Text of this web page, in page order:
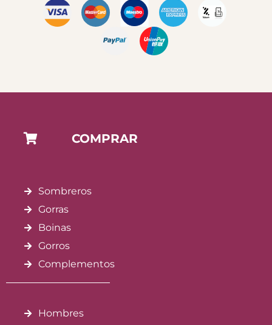
COMPRAR
Sombreros
Gorras
Boinas
Gorros
Complementos
Hombres